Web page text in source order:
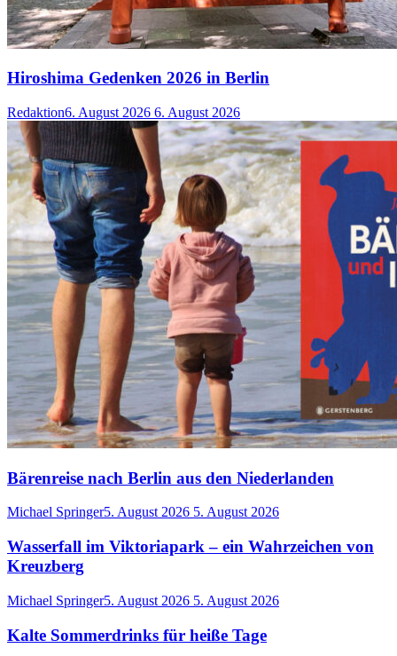
Hiroshima Gedenken 2026 in Berlin
Redaktion6. August 2026 6. August 2026
Bärenreise nach Berlin aus den Niederlanden
Michael Springer5. August 2026 5. August 2026
Wasserfall im Viktoriapark – ein Wahrzeichen von
Kreuzberg
Michael Springer5. August 2026 5. August 2026
Kalte Sommerdrinks für heiße Tage